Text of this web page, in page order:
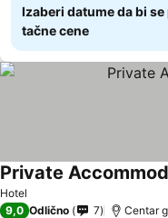
Izaberi datume da bi
tačne cene
Hotel
Private
9,0 Odlično 7 Centar